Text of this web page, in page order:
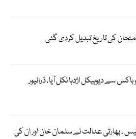
کی تاریخ تبدیل کردی گئی
سے دیوہیکل اژدہا نکل آیا، ڈرائیور
، بھارتی عدالت نے سلمان خان اور ان کی